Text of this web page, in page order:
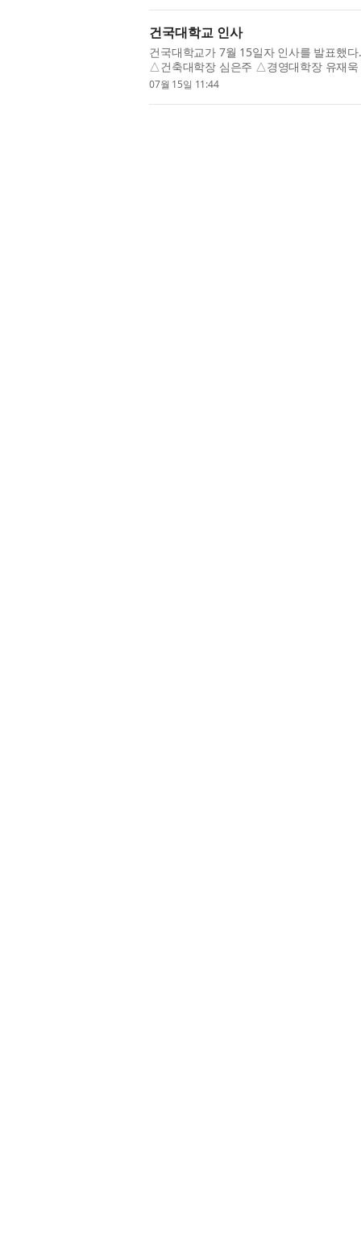
건국대학교 인사
건국대학교가 7월 15일자 인사를 발표했
△건축대학장 심은주 △경영대학장 유재
과대학장 김준영 △문과대학장 한정수 △
07월 15일 11:44